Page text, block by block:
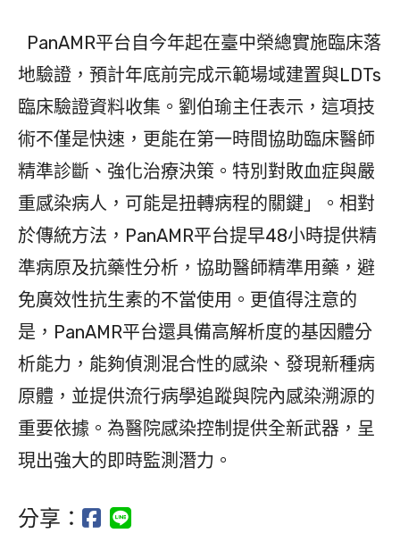
PanAMR平台自今年起在臺中榮總實施臨床落
地驗證，預計年底前完成示範場域建置與LDTs
臨床驗證資料收集。劉伯瑜主任表示，這項技
術不僅是快速，更能在第一時間協助臨床醫師
精準診斷、強化治療決策。特別對敗血症與嚴
重感染病人，可能是扭轉病程的關鍵」。相對
於傳統方法，PanAMR平台提早48小時提供精
準病原及抗藥性分析，協助醫師精準用藥，避
免廣效性抗生素的不當使用。更值得注意的
是，PanAMR平台還具備高解析度的基因體分
析能力，能夠偵測混合性的感染、發現新種病
原體，並提供流行病學追蹤與院內感染溯源的
重要依據。為醫院感染控制提供全新武器，呈
現出強大的即時監測潛力。
分享：